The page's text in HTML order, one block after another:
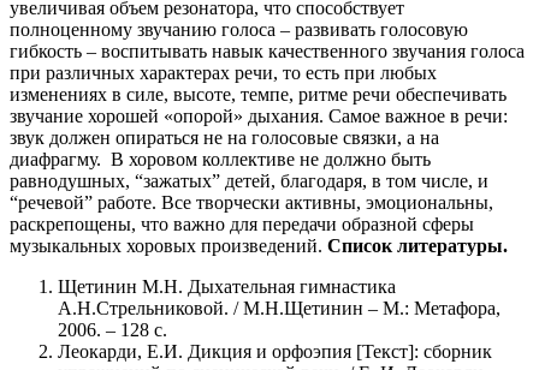
увеличивая объем резонатора, что способствует
полноценному звучанию голоса – развивать голосовую
гибкость – воспитывать навык качественного звучания голоса
при различных характерах речи, то есть при любых
изменениях в силе, высоте, темпе, ритме речи обеспечивать
звучание хорошей «опорой» дыхания. Самое важное в речи:
звук должен опираться не на голосовые связки, а на
диафрагму. В хоровом коллективе не должно быть
равнодушных, “зажатых” детей, благодаря, в том числе, и
“речевой” работе. Все творчески активны, эмоциональны,
раскрепощены, что важно для передачи образной сферы
музыкальных хоровых произведений. Список литературы.
Щетинин М.Н. Дыхательная гимнастика
А.Н.Стрельниковой. / М.Н.Щетинин – М.: Метафора,
2006. – 128 с.
Леокарди, Е.И. Дикция и орфоэпия [Текст]: сборник